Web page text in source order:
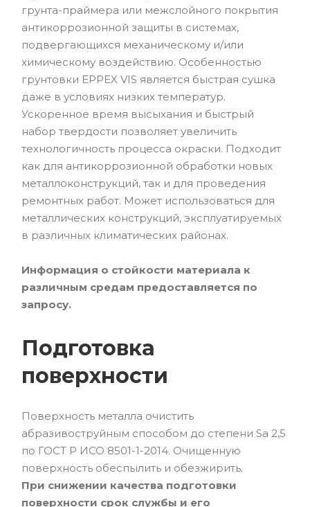
грунта-праймера или межслойного покрытия
антикоррозионной защиты в системах,
подвергающихся механическому и/или
химическому воздействию. Особенностью
грунтовки EPPEX VIS является быстрая сушка
даже в условиях низких температур.
Ускоренное время высыхания и быстрый
набор твердости позволяет увеличить
технологичность процесса окраски. Подходит
как для антикоррозионной обработки новых
металлоконструкций, так и для проведения
ремонтных работ. Может использоваться для
металлических конструкций, эксплуатируемых
в различных климатических районах.
Информация о стойкости материала к
различным средам предоставляется по
запросу.
Подготовка
поверхности
Поверхность металла очистить
абразивоструйным способом до степени Sa 2,5
по ГОСТ Р ИСО 8501-1-2014. Очищенную
поверхность обеспылить и обезжирить.
При снижении качества подготовки
поверхности срок службы и его